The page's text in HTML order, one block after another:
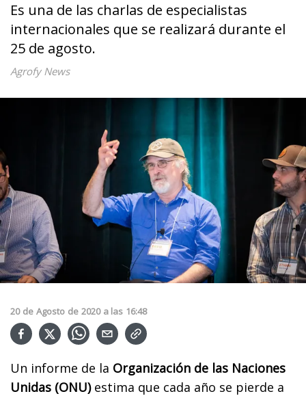
Es una de las charlas de especialistas
internacionales que se realizará durante el
25 de agosto.
Agrofy News
20 de Agosto de 2020 a las 16:48
Un informe de la Organización de las Naciones
Unidas (ONU)estima que cada año se pierde a